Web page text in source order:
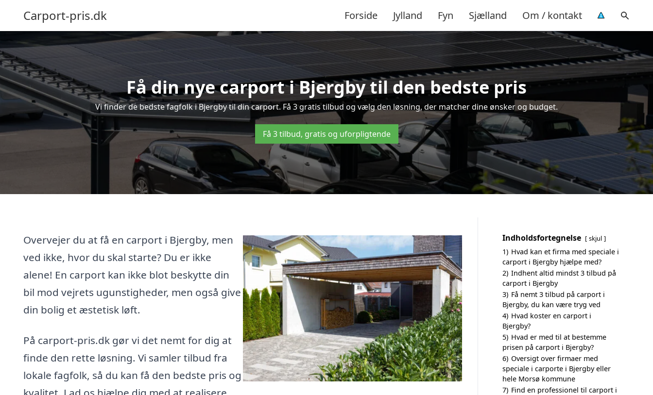
Carport-pris.dk Forside Jylland Fyn Sjælland Om / kontakt
Få din nye carport i Bjergby til den bedste pris
Vi finder de bedste fagfolk i Bjergby til din carport. Få 3 gratis tilbud og vælg den løsning, der matcher dine ønsker og budget.
Få 3 tilbud, gratis og uforpligtende
Overvejer du at få en carport i Bjergby, men
ved ikke, hvor du skal starte? Du er ikke
alene! En carport kan ikke blot beskytte din
bil mod vejrets ugunstigheder, men også give
din bolig et æstetisk løft.
På carport-pris.dk gør vi det nemt for dig at
finde den rette løsning. Vi samler tilbud fra
lokale fagfolk, så du kan få den bedste pris og
Indholdsfortegnelse skjul
1) Hvad kan et firma med speciale i
carport i Bjergby hjælpe med?
2) Indhent altid mindst 3 tilbud på
carport i Bjergby
3) Få nemt 3 tilbud på carport i
Bjergby, du kan være tryg ved
4) Hvad koster en carport i
Bjergby?
5) Hvad er med til at bestemme
prisen på carport i Bjergby?
6) Oversigt over firmaer med
speciale i carporte i Bjergby eller
hele Morsø kommune
7) Find en professionel til carport i